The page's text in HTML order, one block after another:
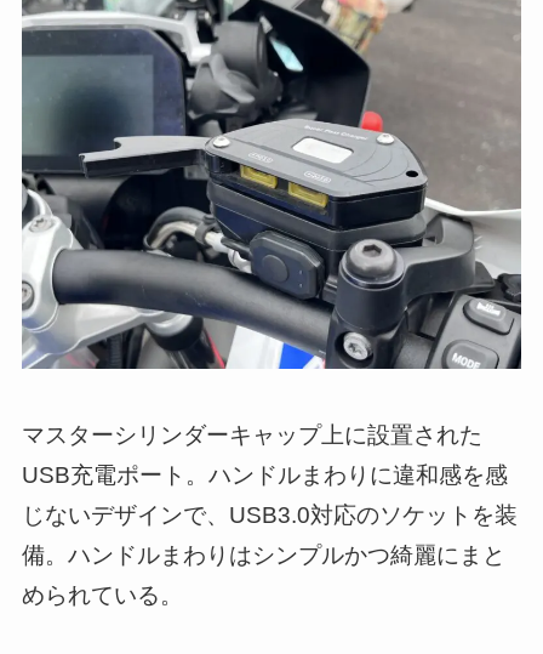
マスターシリンダーキャップ上に設置された
USB充電ポート。ハンドルまわりに違和感を感
じないデザインで、USB3.0対応のソケットを装
備。ハンドルまわりはシンプルかつ綺麗にまと
められている。